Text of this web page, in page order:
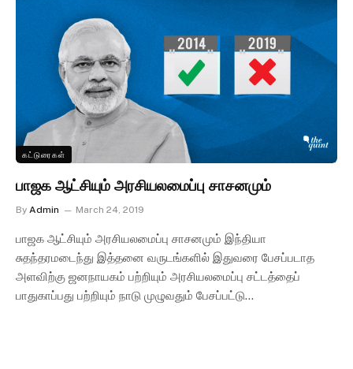
கட்டுரைகள்
பாஜக ஆட்சியும் அரசியலமைப்பு சாசனமும்
By Admin March 24, 2019
பாஜக ஆட்சியும் அரசியலமைப்பு சாசனமும் இந்தியா
சுதந்தரமடைந்து இத்தனை வருடங்களில் இதுவரை பேசப்படாத
அளவிற்கு ஜனநாயகம் பற்றியும் அரசியலமைப்பு சட்டத்தைப்
பாதுகாப்பது பற்றியும் நாடு முழுவதும் பேசப்பட்டு…